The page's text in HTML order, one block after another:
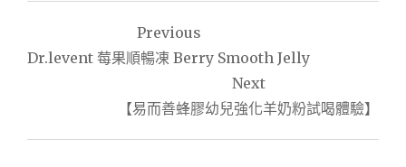
章
Previous
Dr.levent 莓果順暢凍 Berry Smooth Jelly
Next
【易而善蜂膠幼兒強化羊奶粉試喝體驗】